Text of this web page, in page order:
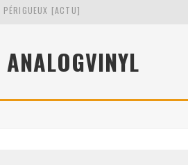
PÉRIGUEUX [ACTU]
VINYLES
ANALOGVINYL